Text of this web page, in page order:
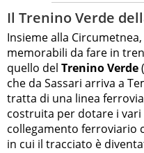
Il Trenino Verde
Insieme alla
memorabili da fare in
quello del Trenino Verde
che da Sassari arriva a
tratta di una linea
costruita per dotare i
collegamento ferroviario
in cui il tracciato è